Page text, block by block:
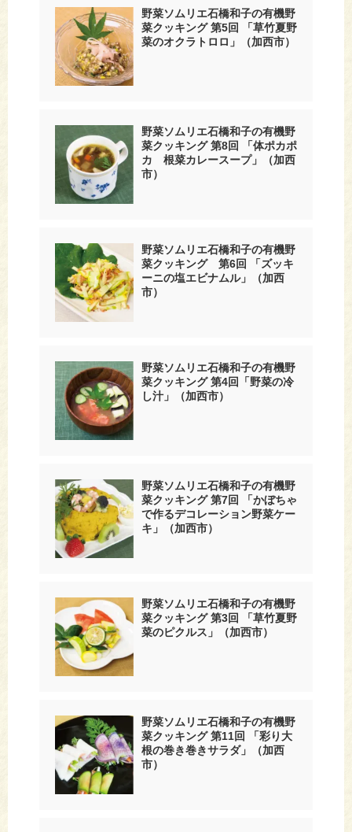
野菜ソムリエ石橋和子の有機野
菜クッキング 第5回 「草竹夏野
菜のオクラトロロ」（加西市）
野菜ソムリエ石橋和子の有機野
菜クッキング 第8回 「体ポカポ
カ 根菜カレースープ」（加西
市）
野菜ソムリエ石橋和子の有機野
菜クッキング 第6回 「ズッキ
ーニの塩エビナムル」（加西
市）
野菜ソムリエ石橋和子の有機野
菜クッキング 第4回「野菜の冷
し汁」（加西市）
野菜ソムリエ石橋和子の有機野
菜クッキング 第7回 「かぼちゃ
で作るデコレーション野菜ケー
キ」（加西市）
野菜ソムリエ石橋和子の有機野
菜クッキング 第3回 「草竹夏野
菜のピクルス」（加西市）
野菜ソムリエ石橋和子の有機野
菜クッキング 第11回 「彩り大
根の巻き巻きサラダ」（加西
市）